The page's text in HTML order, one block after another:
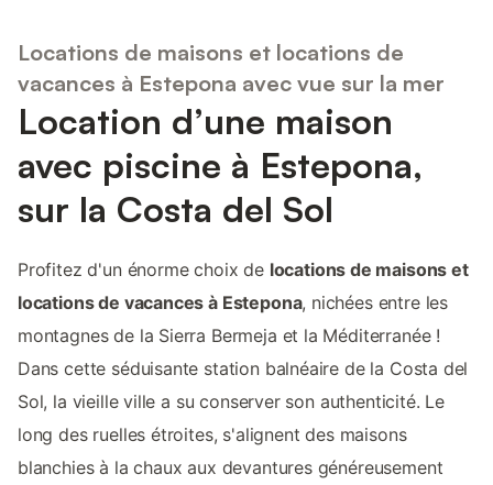
Locations de maisons et locations de
vacances à Estepona avec vue sur la mer
Location d’une maison
avec piscine à Estepona,
sur la Costa del Sol
Profitez d'un énorme choix de locations de maisons et
locations de vacances à Estepona, nichées entre les
montagnes de la Sierra Bermeja et la Méditerranée !
Dans cette séduisante station balnéaire de la Costa del
Sol, la vieille ville a su conserver son authenticité. Le
long des ruelles étroites, s'alignent des maisons
blanchies à la chaux aux devantures généreusement